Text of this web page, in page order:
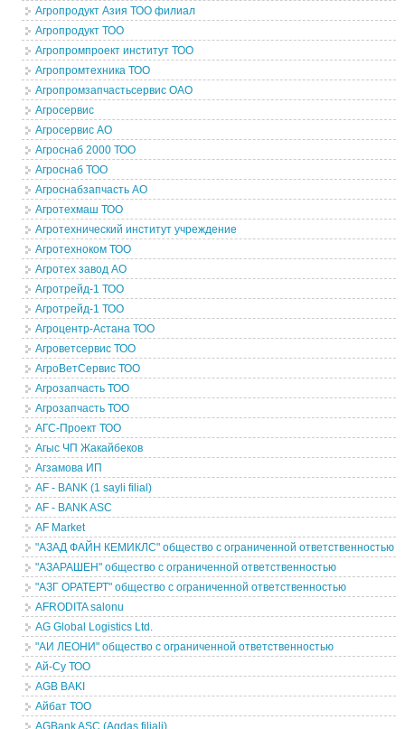
Агропродукт Азия ТОО филиал
Агропродукт ТОО
Агропромпроект институт ТОО
Агропромтехника ТОО
Агропромзапчастьсервис ОАО
Агросервис
Агросервис АО
Агроснаб 2000 ТОО
Агроснаб ТОО
Агроснабзапчасть АО
Агротехмаш ТОО
Агротехнический институт учреждение
Агротехноком ТОО
Агротех завод АО
Агротрейд-1 ТОО
Агротрейд-1 ТОО
Агроцентр-Астана ТОО
Агроветсервис ТОО
АгроВетСервис ТОО
Агрозапчасть ТОО
Агрозапчасть ТОО
АГС-Проект ТОО
Агыс ЧП Жакайбеков
Агзамова ИП
AF - BANK (1 sayli filial)
AF - BANK ASC
AF Market
"АЗАД ФАЙН КЕМИКЛС" общество с ограниченной ответственностью
"АЗАРАШЕН" общество с ограниченной ответственностью
"АЗГ ОРАТЕРТ" общество с ограниченной ответственностью
AFRODITA salonu
AG Global Logistics Ltd.
"АИ ЛЕОНИ" общество с ограниченной ответственностью
Ай-Су ТОО
AGB BAKI
Айбат ТОО
AGBank ASC (Agdas filiali)